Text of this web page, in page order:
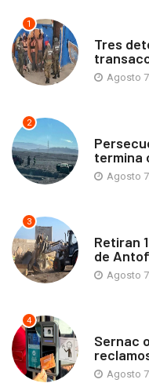
1
Tres
Agosto
2
termina
Agosto
3
Retiran
de
Agosto
4
Sernac
Agosto